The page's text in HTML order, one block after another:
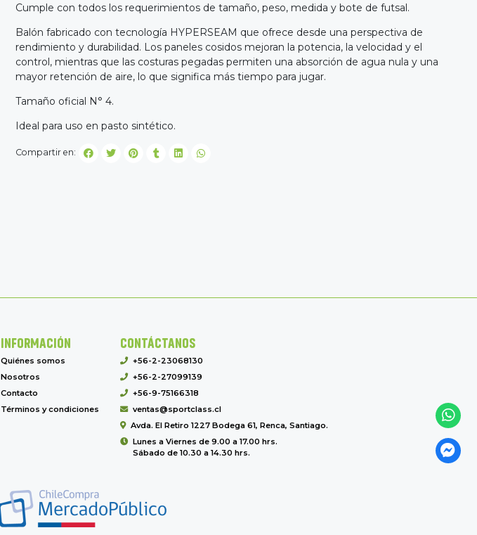
Cumple con todos los requerimientos de tamaño, peso, medida y bote de futsal.
Balón fabricado con tecnología HYPERSEAM que ofrece desde una perspectiva de
rendimiento y durabilidad. Los paneles cosidos mejoran la potencia, la velocidad y el
control, mientras que las costuras pegadas permiten una absorción de agua nula y una
mayor retención de aire, lo que significa más tiempo para jugar.
Tamaño oficial N° 4.
Ideal para uso en pasto sintético.
Compartir en:
INFORMACIÓN
Quiénes somos
Nosotros
Contacto
Términos y condiciones
CONTÁCTANOS
+56-2-23068130
+56-2-27099139
+56-9-75166318
ventas@sportclass.cl
Avda. El Retiro 1227 Bodega 61, Renca, Santiago.
Lunes a Viernes de 9.00 a 17.00 hrs.
Sábado de 10.30 a 14.30 hrs.